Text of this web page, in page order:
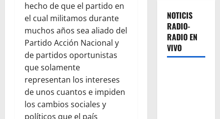
hecho de que el partido en
el cual militamos durante
muchos años sea aliado del
Partido Acción Nacional y
de partidos oportunistas
que solamente
representan los intereses
de unos cuantos e impiden
los cambios sociales y
políticos que el país
NOTICIS
RADIO-
RADIO EN
VIVO